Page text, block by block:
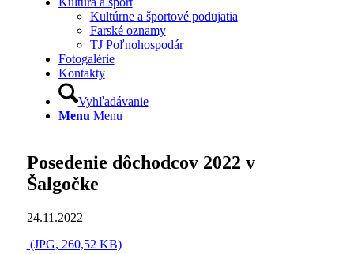
Kultúrne a športové podujatia
Farské oznamy
TJ Poľnohospodár
Fotogalérie
Kontakty
Vyhľadávanie
Menu Menu
Posedenie dôchodcov 2022 v
Šalgočke
24.11.2022
(JPG, 260,52 KB)